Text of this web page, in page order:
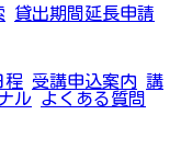
貸出期間延長申請
程 受講申込案内 講
ル よくある質問